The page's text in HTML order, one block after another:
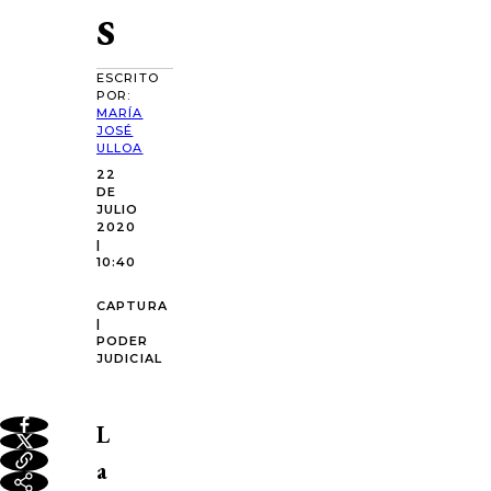
s
ESCRITO
POR:
MARÍA
JOSÉ
ULLOA
22
DE
JULIO
2020
|
10:40
CAPTURA
|
PODER
JUDICIAL
L
a